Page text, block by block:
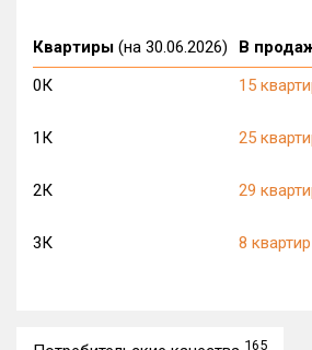
Квартиры (на 30.06.2026) В
0К
15
1К
25
2К
29
3К
8 квартир
165